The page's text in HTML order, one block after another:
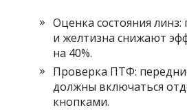
Оценка состояния
и желтизна снижают
на 40%.
Проверка ПТФ:
должны включаться
кнопками.